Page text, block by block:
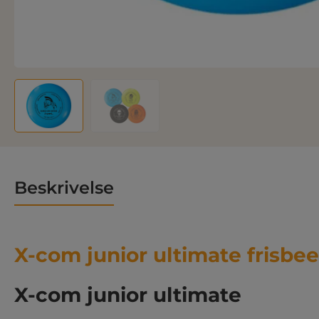
Beskrivelse
X-com junior ultimate
X-com junior ultimate